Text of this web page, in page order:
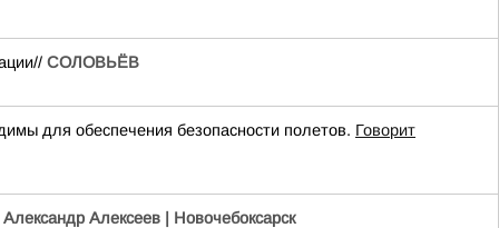
СОЛОВЬЁВ
для обеспечения безопасности полетов. Говорит
Александр Алексеев | Новочебоксарск